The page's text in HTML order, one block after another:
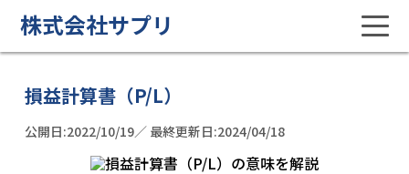
株式会社サプリ
損益計算書（P/L）
公開日:2022/10/19／ 最終更新日:2024/04/18